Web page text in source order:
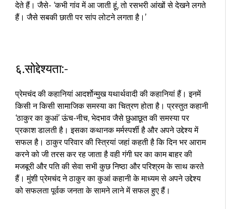
देते हैं। जैसे- ‘कभी गांव में आ जाती हूं, तो रसभरी आंखों से देखने लगते
हैं। जैसे सबकी छाती पर सांप लोटने लगता है।’
६.सोद्देश्यता:-
प्रेमचंद की कहानियां आदर्शोन्मुख यथार्थवादी की कहानियां हैं। इनमें
किसी न किसी सामाजिक समस्या का चित्रण होता है। प्रस्तुत कहानी
‘ठाकुर का कुआं’ ऊंच-नीच, भेदभाव जैसे छुआछूत की समस्या पर
प्रकाश डालती है। इसका कथानक मर्मस्पर्शी है और अपने उद्देश्य में
सफल है। ठाकुर परिवार की स्त्रियां जहां कहती है कि दिन भर आराम
करने को जी तरस कर रह जाता है वही गंगी घर का काम बाहर की
मजबूरी और पति की सेवा सभी कुछ निष्ठा और परिश्रम के साथ करते
हैं। मुंशी प्रेमचंद ने ठाकुर का कुआं कहानी के माध्यम से अपने उद्देश्य
को सफलता पूर्वक जनता के सामने लाने में सफल हुए हैं।